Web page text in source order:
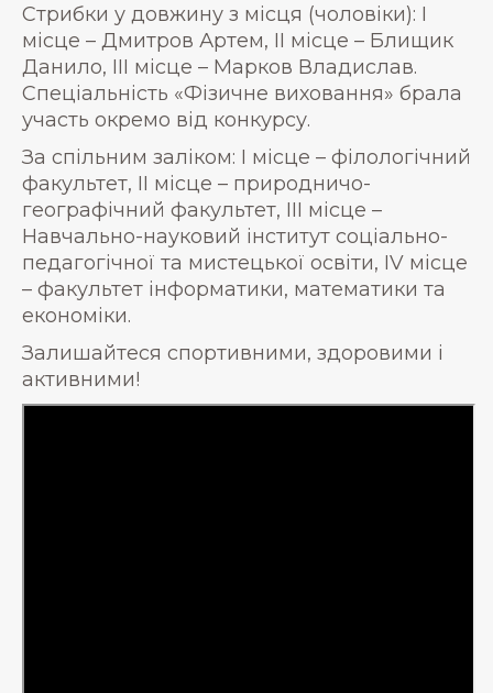
Стрибки у довжину з місця (чоловіки): І
місце – Дмитров Артем, ІІ місце – Блищик
Данило, ІІІ місце – Марков Владислав.
Спеціальність «Фізичне виховання» брала
участь окремо від конкурсу.
За спільним заліком: І місце – філологічний
факультет, ІІ місце – природничо-
географічний факультет, ІІІ місце –
Навчально-науковий інститут соціально-
педагогічної та мистецької освіти, IV місце
– факультет інформатики, математики та
економіки.
Залишайтеся спортивними, здоровими і
активними!